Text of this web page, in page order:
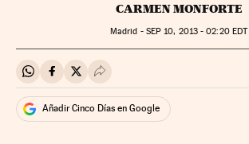
CARMEN MONFORTE
Madrid - SEP 10, 2013 - 02:20EDT
Compartir en Whatsapp
Compartir en Facebook
Compartir en Twitter
Desplegar Redes Sociales
Añadir Cinco Días en Google